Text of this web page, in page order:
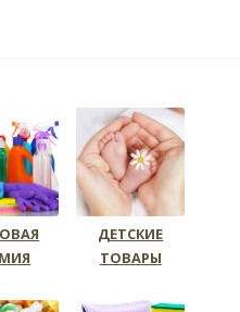
ДЕТСКИЕ
ТОВАРЫ